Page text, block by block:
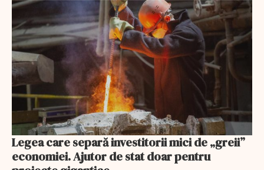
Legea care separă investitorii mici de „greii”
economiei. Ajutor de stat doar pentru